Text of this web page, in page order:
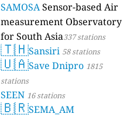
SAMOSASensor-based Air
measurement Observatory
for South Asia337 stations
🇹🇭Sansiri 58 stations
🇺🇦Save Dnipro 1815
stations
SEEN 16 stations
🇧🇷SEMA_AM